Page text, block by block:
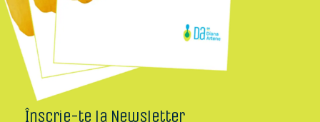
Înscrie-te la Newsletter